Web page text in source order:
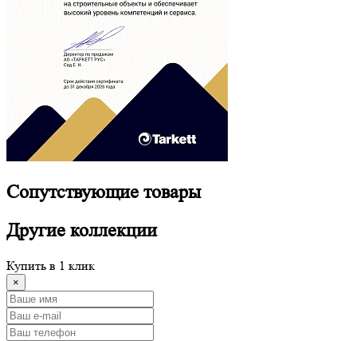
Сопутствующие товары
Другие коллекции
Купить в 1 клик
×